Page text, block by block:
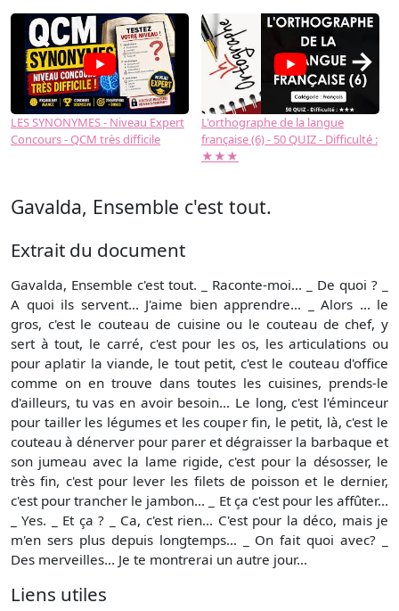
LES SYNONYMES - Niveau Expert
Concours - QCM très difficile
L'orthographe de la langue
française (6) - 50 QUIZ - Difficulté :
★★★
→
Gavalda, Ensemble c'est tout.
Extrait du document
Gavalda, Ensemble c'est tout. _ Raconte-moi... _ De quoi ? _
A quoi ils servent... J'aime bien apprendre... _ Alors ... le
gros, c'est le couteau de cuisine ou le couteau de chef, y
sert à tout, le carré, c'est pour les os, les articulations ou
pour aplatir la viande, le tout petit, c'est le couteau d'office
comme on en trouve dans toutes les cuisines, prends-le
d'ailleurs, tu vas en avoir besoin... Le long, c'est l'éminceur
pour tailler les légumes et les couper fin, le petit, là, c'est le
couteau à dénerver pour parer et dégraisser la barbaque et
son jumeau avec la lame rigide, c'est pour la désosser, le
très fin, c'est pour lever les filets de poisson et le dernier,
c'est pour trancher le jambon... _ Et ça c'est pour les affûter...
_ Yes. _ Et ça ? _ Ca, c'est rien... C'est pour la déco, mais je
m'en sers plus depuis longtemps... _ On fait quoi avec? _
Des merveilles... Je te montrerai un autre jour...
Liens utiles